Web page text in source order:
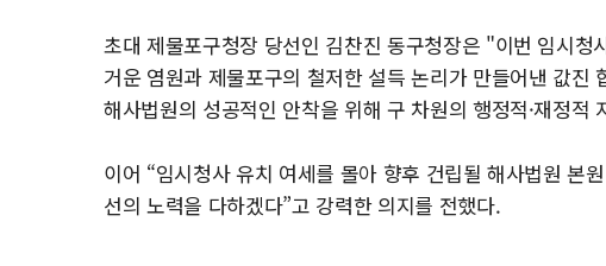
초대 제물포구청장 당선인 김찬진 동구청장은 "이번 임시
거운 염원과 제물포구의 철저한 설득 논리가 만들어낸 값
해사법원의 성공적인 안착을 위해 구 차원의 행정적·재정적
이어 “임시청사 유치 여세를 몰아 향후 건립될 해사법원 본
선의 노력을 다하겠다”고 강력한 의지를 전했다.